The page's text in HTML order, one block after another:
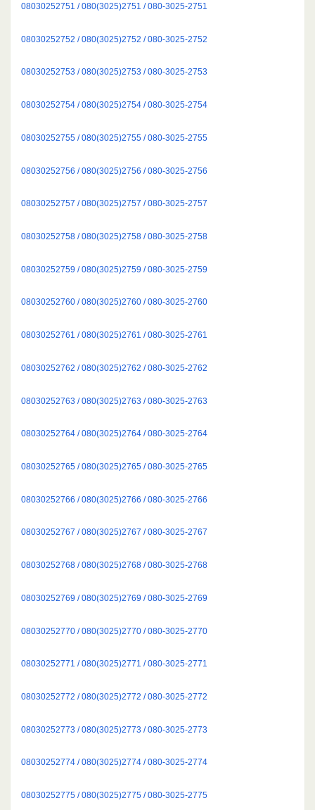
08030252751 / 080(3025)2751 / 080-3025-2751
08030252752 / 080(3025)2752 / 080-3025-2752
08030252753 / 080(3025)2753 / 080-3025-2753
08030252754 / 080(3025)2754 / 080-3025-2754
08030252755 / 080(3025)2755 / 080-3025-2755
08030252756 / 080(3025)2756 / 080-3025-2756
08030252757 / 080(3025)2757 / 080-3025-2757
08030252758 / 080(3025)2758 / 080-3025-2758
08030252759 / 080(3025)2759 / 080-3025-2759
08030252760 / 080(3025)2760 / 080-3025-2760
08030252761 / 080(3025)2761 / 080-3025-2761
08030252762 / 080(3025)2762 / 080-3025-2762
08030252763 / 080(3025)2763 / 080-3025-2763
08030252764 / 080(3025)2764 / 080-3025-2764
08030252765 / 080(3025)2765 / 080-3025-2765
08030252766 / 080(3025)2766 / 080-3025-2766
08030252767 / 080(3025)2767 / 080-3025-2767
08030252768 / 080(3025)2768 / 080-3025-2768
08030252769 / 080(3025)2769 / 080-3025-2769
08030252770 / 080(3025)2770 / 080-3025-2770
08030252771 / 080(3025)2771 / 080-3025-2771
08030252772 / 080(3025)2772 / 080-3025-2772
08030252773 / 080(3025)2773 / 080-3025-2773
08030252774 / 080(3025)2774 / 080-3025-2774
08030252775 / 080(3025)2775 / 080-3025-2775